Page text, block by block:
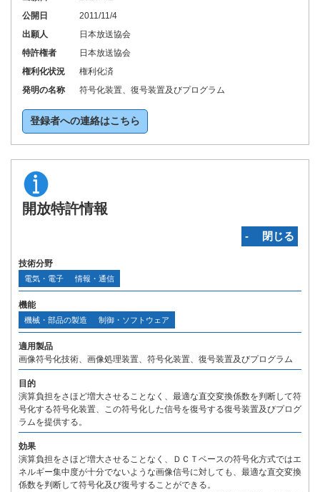
公開日
2011/11/4
出願人
日本放送協会
特許権者
日本放送協会
権利化状況
権利化済
発明の名称
符号化装置、復号装置及びプログラム
登録者への連絡はこちら
開放特許情報
‐ 閉じる
技術分野
電気・電子 情報・通信
機能
機械・部品の製造 制御・ソフトウェア
適用製品
画像符号化技術、画像処理装置、符号化装置、復号装置及びプログラム
目的
演算負担をさほど増大させることなく、最適な直交変換係数を判断して符
号化する符号化装置、この符号化した信号を復号する復号装置及びプログ
ラムを提供する。
効果
演算負担をさほど増大させることなく、ＤＣＴベースの符号化方式ではエ
ネルギー集中度が十分でないような画像信号に対しても、最適な直交変換
係数を判断して符号化及び復号することができる。